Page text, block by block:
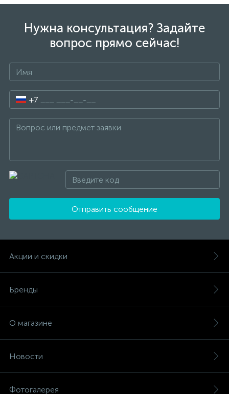
Нужна консультация? Задайте
вопрос прямо сейчас!
+7
Отправить сообщение
Акции и скидки
Бренды
О магазине
Новости
Фотогалерея